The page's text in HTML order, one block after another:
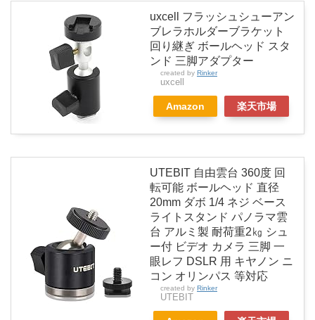
uxcell フラッシュシューアン
ブレラホルダーブラケット
回り継ぎ ボールヘッド スタ
ンド 三脚アダプター
created by Rinker
uxcell
Amazon 楽天市場
UTEBIT 自由雲台 360度 回
転可能 ボールヘッド 直径
20mm ダボ 1/4 ネジ ベース
ライトスタンド パノラマ雲
台 アルミ製 耐荷重2㎏ シュ
ー付 ビデオ カメラ 三脚 一
眼レフ DSLR 用 キヤノン ニ
コン オリンパス 等対応
created by Rinker
UTEBIT